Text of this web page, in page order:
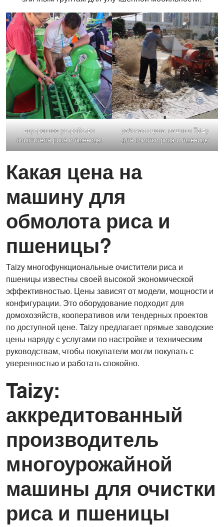
внутреннее устройство
очистителя риса и пшеницы
рабочая сцена машины Taizy
для очистки риса и пшеницы
Какая цена на
машину для
обмолота риса и
пшеницы?
Таizy многофункциональные очистители риса и
пшеницы известны своей высокой экономической
эффективностью. Цены зависят от модели, мощности и
конфигурации. Это оборудование подходит для
домохозяйств, кооперативов или тендерных проектов
по доступной цене. Taizy предлагает прямые заводские
цены наряду с услугами по настройке и техническим
руководствам, чтобы покупатели могли покупать с
уверенностью и работать спокойно.
Taizy:
аккредитованный
производитель
многоурожайной
машины для очистки
риса и пшеницы